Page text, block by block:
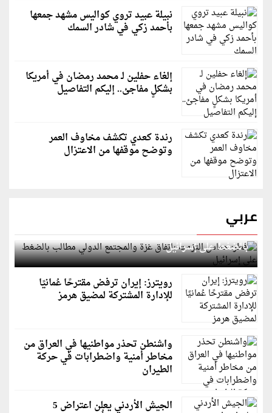
نبيلة عبيد تروي كواليس مشهد جمعها
بأحمد زكي في شادر السمك
إلغاء حفلين لـ محمد رمضان في أمريكا
بشكلٍ مفاجئ.. إليكم التفاصيل
رندة كعدي تكشف مخاوف العمر
وتوضح موقفها من الاعتزال
عربي
قطر: حماس التزمت باتفاق غزة والمجتمع الدولي مطالب
بالضغط على إسرائيل
رويترز: إيران ترفض مقترحًا عُمانيًا
للإدارة المشتركة لمضيق هرمز
واشنطن تحذر مواطنيها في العراق من
مخاطر أمنية واضطرابات في حركة
الطيران
الجيش الأردني يعلن اعتراض 5